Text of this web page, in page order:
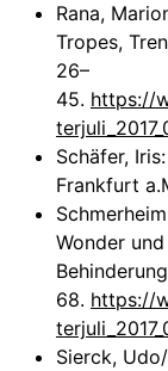
Rana,
Tropes,
26–
45. https://
Schäfer,
Frankfurt
Wonder
68. https://
Sierck,